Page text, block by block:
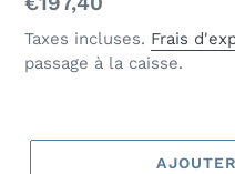
normal
Taxes incluses. Frais
passage à la caisse.